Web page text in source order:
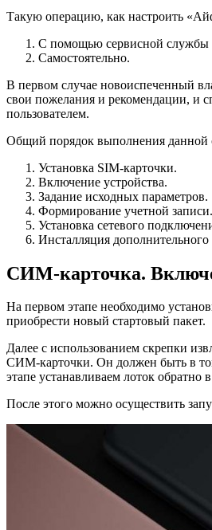
Такую операцию, как настроить
С помощью сервисной службы
Самостоятельно.
В первом случае новоиспеченный
свои пожелания и рекомендации, и
пользователем.
Общий порядок выполнения данной
Установка SIM-карточки.
Включение устройства.
Задание исходных параметров.
Формирование учетной записи.
Установка сетевого
Инсталляция
СИМ-карточка.
На первом этапе необходимо
приобрести новый стартовый пакет.
Далее с использованием скрепки
СИМ-карточки. Он должен быть в
этапе устанавливаем лоток обратно
После этого можно осуществить